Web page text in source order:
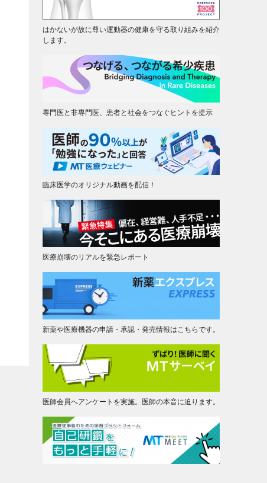
はかないが故に尊い運動器の健康を守る取り組みを紹介
します。
専門医と非専門医、患者と社会をつなぐヒントを提示
臨床医学のオリジナル動画を配信！
医療崩壊のリアルを緊急レポート
新薬や医療機器の申請・承認・発売情報はこちらです。
医師会員へアンケートを実施。医師の本音に迫ります。